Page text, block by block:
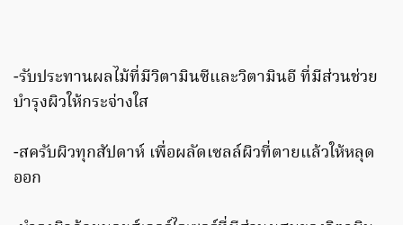
-รับประทานผลไม้ที่มีวิตามินซีและวิตามินอี ที่มีส่วนช่วย
บำรุงผิวให้กระจ่างใส
-สครับผิวทุกสัปดาห์ เพื่อผลัดเซลล์ผิวที่ตายแล้วให้หลุด
ออก